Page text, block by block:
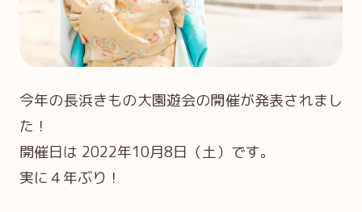
今年の長浜きもの大園遊会の開催が発表されまし
た！
開催日は 2022年10月8日（土）です。
実に４年ぶり！